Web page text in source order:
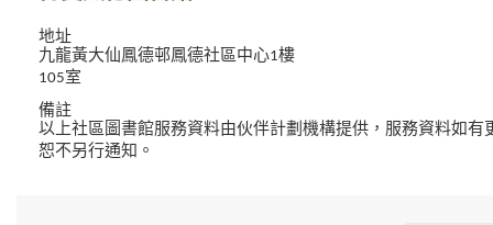
地址
九龍黃大仙鳳德邨鳳德社區中心1樓
105室
備註
以上社區圖書館服務資料由伙伴計劃機構提供，服務資料如有
恕不另行通知。